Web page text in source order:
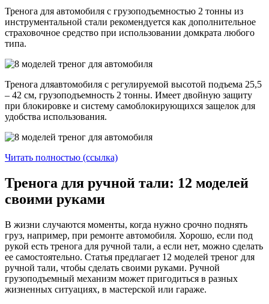
Тренога для автомобиля с грузоподъемностью 2 тонны из
инструментальной стали рекомендуется как дополнительное
страховочное средство при использовании домкрата любого
типа.
Тренога дляавтомобиля с регулируемой высотой подъема 25,5
– 42 см, грузоподъемность 2 тонны. Имеет двойную защиту
при блокировке и систему самоблокирующихся защелок для
удобства использования.
Читать полностью (ссылка)
Тренога для ручной тали: 12 моделей
своими руками
В жизни случаются моменты, когда нужно срочно поднять
груз, например, при ремонте автомобиля. Хорошо, если под
рукой есть тренога для ручной тали, а если нет, можно сделать
ее самостоятельно. Статья предлагает 12 моделей треног для
ручной тали, чтобы сделать своими руками. Ручной
грузоподъемный механизм может пригодиться в разных
жизненных ситуациях, в мастерской или гараже.